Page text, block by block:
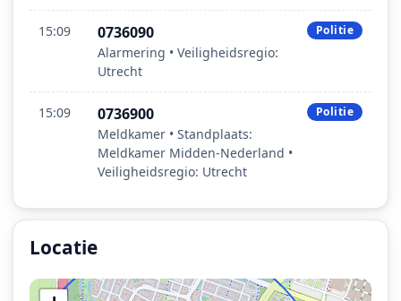
15:09 0736090
Alarmering • Veiligheidsregio:
Utrecht
Politie
15:09 0736900
Meldkamer • Standplaats:
Meldkamer Midden-Nederland •
Veiligheidsregio: Utrecht
Politie
Locatie
Locatie van het incident: Heemraadsweide,